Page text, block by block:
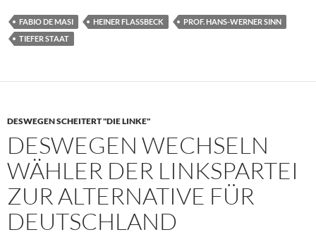
FABIO DE MASI HEINER FLASSBECK
PROF. HANS-WERNER SINN
TIEFER STAAT
DESWEGEN SCHEITERT "DIE LINKE"
DESWEGEN WECHSELN
WÄHLER DER LINKSPARTEI
ZUR ALTERNATIVE FÜR
DEUTSCHLAND